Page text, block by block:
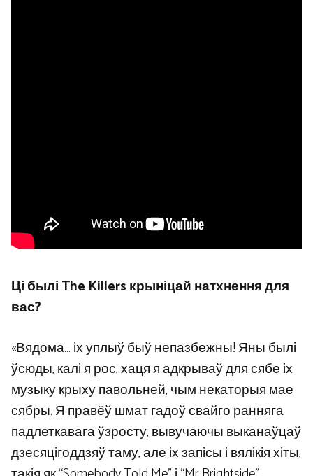
Ці былі The Killers крыніцай натхнення для
вас?
«Вядома… іх уплыў быў непазбежны! Яны былі
ўсюды, калі я рос, хаця я адкрываў для сябе іх
музыку крыху павольней, чым некаторыя мае
сябры. Я правёў шмат гадоў свайго ранняга
падлеткавага ўзросту, вывучаючы выканаўцаў
дзесяцігоддзяў таму, але іх запісы і вялікія хіты,